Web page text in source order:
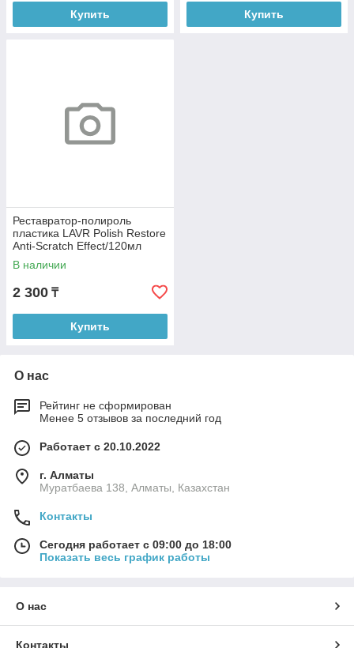
Купить Купить
Реставратор-полироль
пластика LAVR Polish Restore
Anti-Scratch Effect/120мл
Ln1459-L
В наличии
2 300 ₸
Купить
О нас
Рейтинг не сформирован
Менее 5 отзывов за последний год
Работает с 20.10.2022
г. Алматы
Муратбаева 138, Алматы, Казахстан
Контакты
Сегодня работает с 09:00 до 18:00
Показать весь график работы
О нас
Контакты